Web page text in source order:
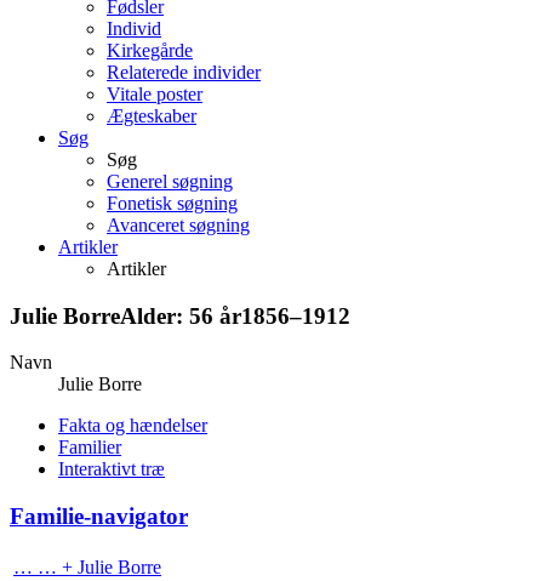
Fødsler
Individ
Kirkegårde
Relaterede individer
Vitale poster
Ægteskaber
Søg
Søg
Generel søgning
Fonetisk søgning
Avanceret søgning
Artikler
Artikler
Julie BorreAlder: 56 år1856–1912
Navn
Julie Borre
Fakta og hændelser
Familier
Interaktivt træ
Familie-navigator
… … + Julie Borre